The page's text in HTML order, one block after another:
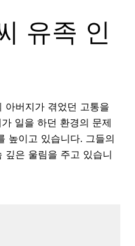
유족 인
아버지가 겪었던 고통을
일을 하던 환경의 문제
높이고 있습니다. 그들의
깊은 울림을 주고 있습니